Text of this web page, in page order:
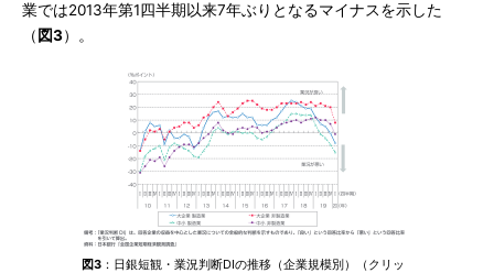
業では2013年第1四半期以来7年ぶりとなるマイナスを示した
（ 図3）。
図3 ：日銀短観・業況判断DIの推移（企業規模別）（クリッ